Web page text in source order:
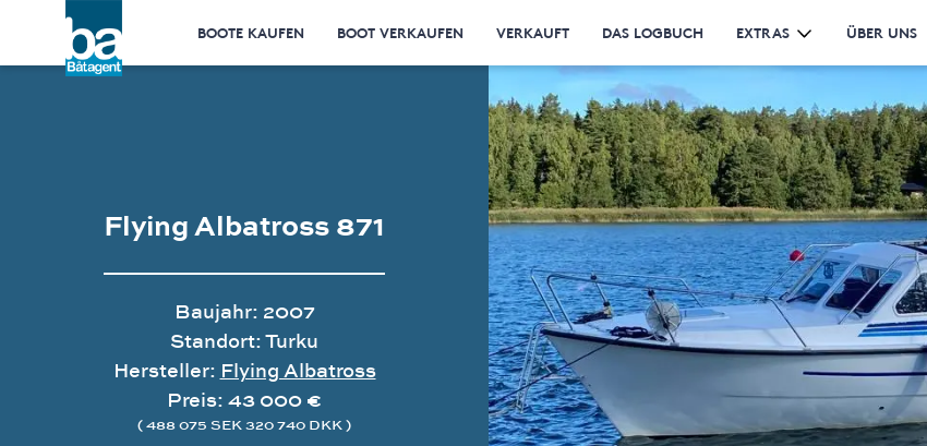
BOOTE KAUFEN BOOT VERKAUFEN VERKAUFT DAS LOGBUCH EXTRAS ÜBER UNS
Flying Albatross 871
Baujahr: 2007
Standort: Turku
Hersteller: Flying Albatross
Preis: 43 000 €
( 488 075 SEK 320 740 DKK )